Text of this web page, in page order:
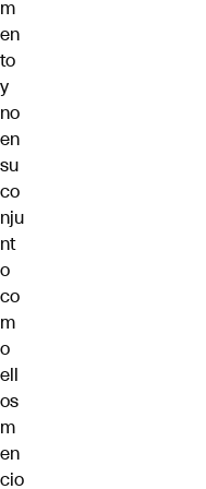
m
en
to
y
no
en
su
co
nju
nt
o
co
m
o
ell
os
m
en
cio